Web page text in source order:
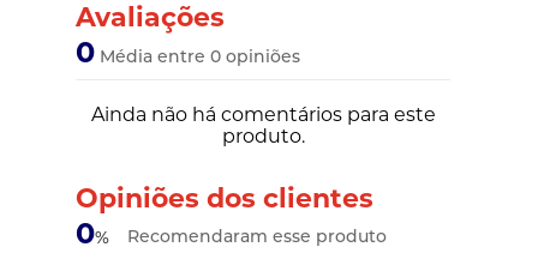
Avaliações
0 Média entre 0 opiniões
Ainda não há comentários para este
produto.
Opiniões dos clientes
0% Recomendaram esse produto